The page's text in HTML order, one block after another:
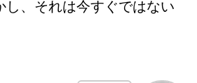
し、それは今すぐではない